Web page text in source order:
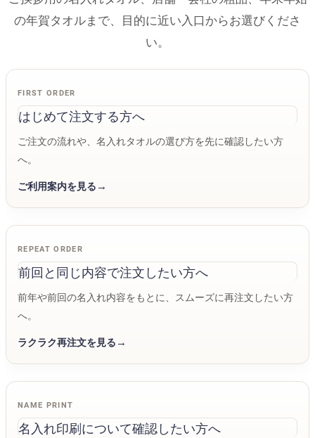
の年賀タオルまで、目的に近い入口からお選びくださ
い。
FIRST ORDER
はじめて注文する方へ
ご注文の流れや、名入れタオルの選び方を先に確認したい方
へ。
ご利用案内を見る
REPEAT ORDER
前回と同じ内容で注文したい方へ
前年や前回の名入れ内容をもとに、スムーズに再注文したい方
へ。
ラクラク再注文を見る
NAME PRINT
名入れ印刷について確認したい方へ